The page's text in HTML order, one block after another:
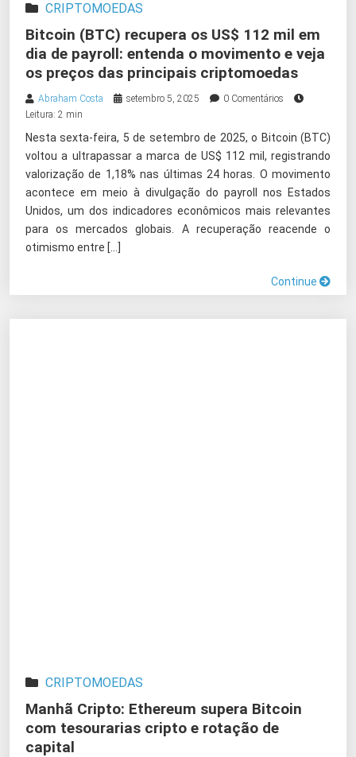
CRIPTOMOEDAS
Bitcoin (BTC) recupera os US$ 112 mil em
dia de payroll: entenda o movimento e veja
os preços das principais criptomoedas
Abraham Costa setembro 5, 2025
0 Comentários
Leitura: 2 min
Nesta sexta-feira, 5 de setembro de 2025, o Bitcoin (BTC)
voltou a ultrapassar a marca de US$ 112 mil, registrando
valorização de 1,18% nas últimas 24 horas. O movimento
acontece em meio à divulgação do payroll nos Estados
Unidos, um dos indicadores econômicos mais relevantes
para os mercados globais. A recuperação reacende o
otimismo entre […]
Continue
CRIPTOMOEDAS
Manhã Cripto: Ethereum supera Bitcoin
com tesourarias cripto e rotação de
capital